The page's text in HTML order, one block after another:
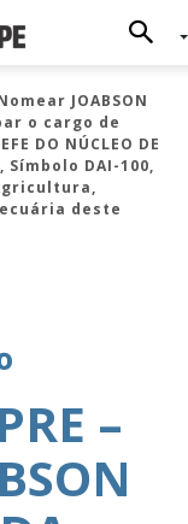
JOABSON
o cargo de
DO NÚCLEO DE
Símbolo DAI-100,
deste
–